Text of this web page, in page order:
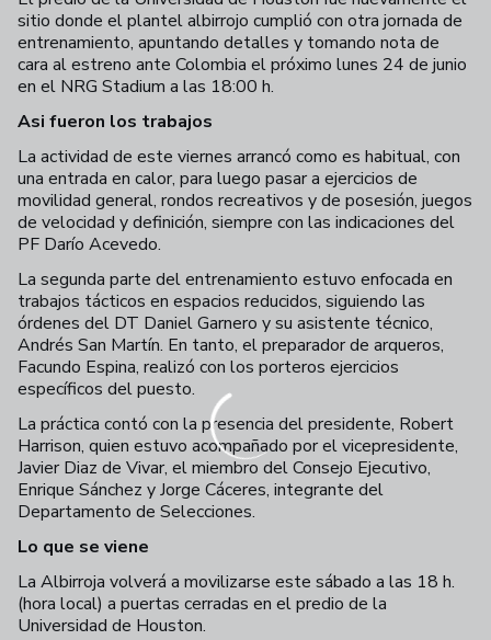
sitio donde el plantel albirrojo cumplió con otra jornada de
entrenamiento, apuntando detalles y tomando nota de
cara al estreno ante Colombia el próximo lunes 24 de junio
en el NRG Stadium a las 18:00 h.
Asi fueron los trabajos
La actividad de este viernes arrancó como es habitual, con
una entrada en calor, para luego pasar a ejercicios de
movilidad general, rondos recreativos y de posesión, juegos
de velocidad y definición, siempre con las indicaciones del
PF Darío Acevedo.
La segunda parte del entrenamiento estuvo enfocada en
trabajos tácticos en espacios reducidos, siguiendo las
órdenes del DT Daniel Garnero y su asistente técnico,
Andrés San Martín. En tanto, el preparador de arqueros,
Facundo Espina, realizó con los porteros ejercicios
específicos del puesto.
La práctica contó con la presencia del presidente, Robert
Harrison, quien estuvo acompañado por el vicepresidente,
Javier Diaz de Vivar, el miembro del Consejo Ejecutivo,
Enrique Sánchez y Jorge Cáceres, integrante del
Departamento de Selecciones.
Lo que se viene
La Albirroja volverá a movilizarse este sábado a las 18 h.
(hora local) a puertas cerradas en el predio de la
Universidad de Houston.